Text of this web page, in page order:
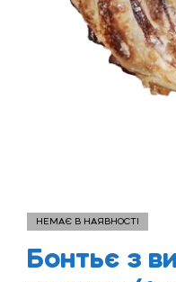
НЕМАЄ В НАЯВНОСТІ
Бонтьє з